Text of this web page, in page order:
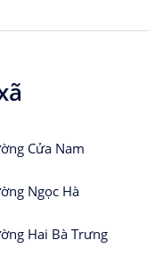
Cửa Nam
Ngọc Hà
Hai Bà Trưng